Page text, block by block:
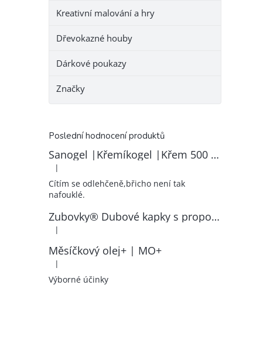
Kreativní malování a hry
Dřevokazné houby
Dárkové poukazy
Značky
Poslední hodnocení produktů
Sanogel |Křemíkogel |Křem 500 ml
Hodnocení produktu je 5 z 5 hvězdiček.
|
Cítím se odlehčeně,břicho není tak
nafouklé.
Zubovky® Dubové kapky s propolisem | RK–ZP
Hodnocení produktu je 5 z 5 hvězdiček.
|
Měsíčkový olej+ | MO+
Hodnocení produktu je 5 z 5 hvězdiček.
|
Výborné účinky